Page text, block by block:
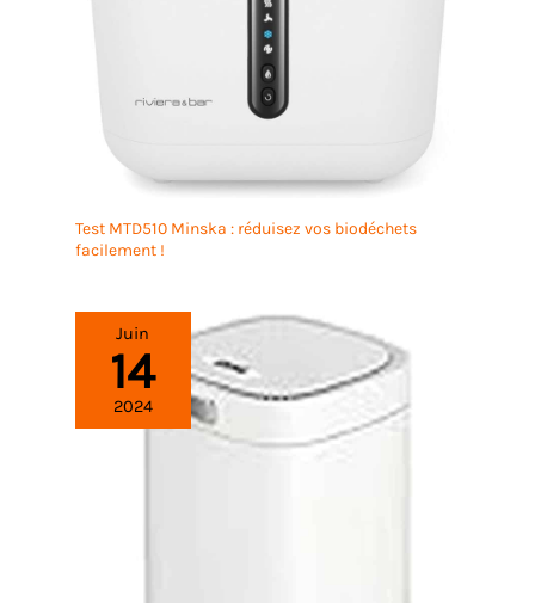
Test MTD510 Minska : réduisez vos biodéchets
facilement !
Juin
14
2024